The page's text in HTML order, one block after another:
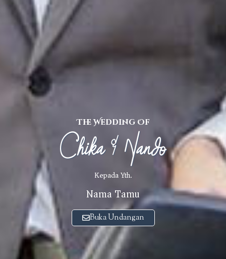
The Wedding Of
Chika & Nando
Kepada Yth.
Nama Tamu
Buka Undangan